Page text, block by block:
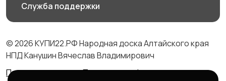
Служба поддержки
© 2026 КУПИ22.РФ Народная доска Алтайского края
НПД Канушин Вячеслав Владимирович
Правила сервиса
Политика конфиденциальности